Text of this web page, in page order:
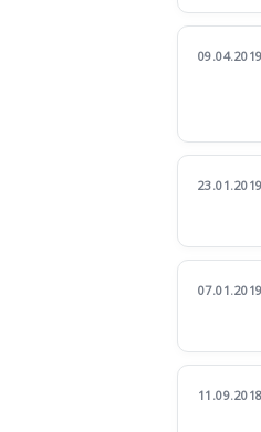
09.04.2019
23.01.2019
07.01.2019
11.09.2018